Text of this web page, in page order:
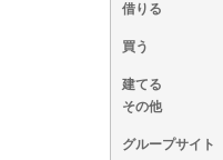
借りる
買う
建てる
その他
グループサイト